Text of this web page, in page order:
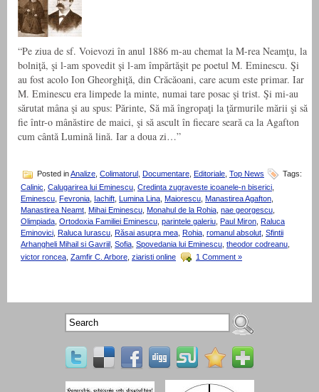
“Pe ziua de sf. Voievozi în anul 1886 m-au chemat la M-rea Neamţu, la
bolniţă, şi l-am spovedit şi l-am împărtăşit pe poetul M. Eminescu. Şi
au fost acolo Ion Gheorghiţă, din Crăcăoani, care acum este primar. Iar
M. Eminescu era limpede la minte, numai tare posac şi trist. Şi mi-au
sărutat mâna şi au spus: Părinte, Să mă îngropaţi la ţărmurile mării şi să
fie într-o mânăstire de maici, şi să ascult în fiecare seară ca la Agafton
cum cântă Lumină lină. Iar a doua zi…”
Posted inAnalize Colimatorul Documentare Editoriale Top News
Tags:
Calinic, Calugarirea lui Eminescu, Credinta zugraveste icoanele-n biserici,
Eminescu, Fevronia, Iachift, Lumina Lina, Maiorescu, Manastirea Agafton,
Manastirea Neamt, Mihai Eminescu, Monahul de la Rohia, nae georgescu,
Olimpiada, Ortodoxia Familiei Eminescu, parintele galeriu, Paul Miron, Raluca
Eminovici, Raluca Iurascu, Răsai asupra mea, Rohia, romanul absolut, Sfintii
Arhangheli Mihail si Gavriil , Sofia, Spovedania lui Eminescu, theodor codreanu,
victor roncea Zamfir C. Arbore ziaristi online 1 Comment »